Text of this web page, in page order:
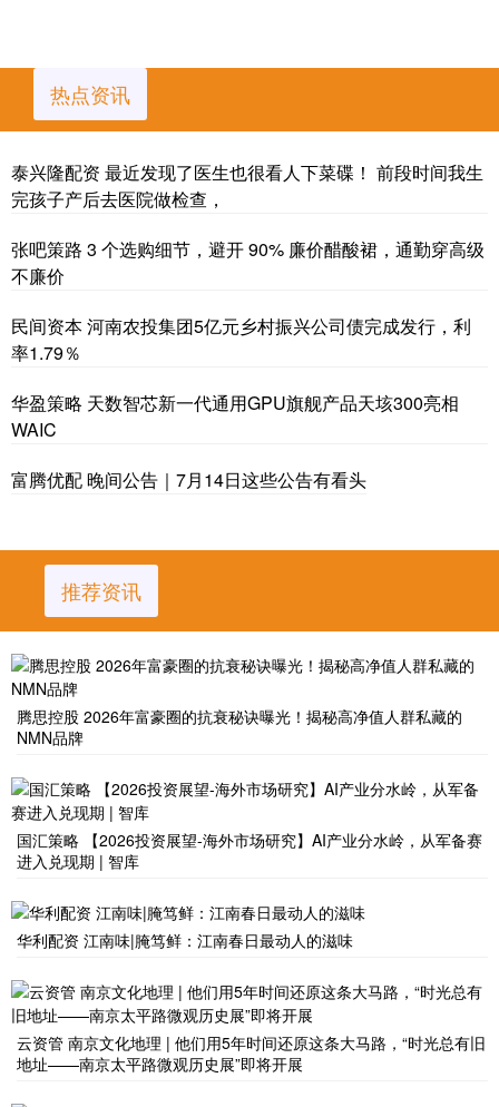
热点资讯
泰兴隆配资 最近发现了医生也很看人下菜碟！ 前段时间我生
完孩子产后去医院做检查，
张吧策路 3 个选购细节，避开 90% 廉价醋酸裙，通勤穿高级
不廉价
民间资本 河南农投集团5亿元乡村振兴公司债完成发行，利
率1.79％
华盈策略 天数智芯新一代通用GPU旗舰产品天垓300亮相
WAIC
富腾优配 晚间公告｜7月14日这些公告有看头
推荐资讯
腾思控股 2026年富豪圈的抗衰秘诀曝光！揭秘高净值人群私藏的
NMN品牌
国汇策略 【2026投资展望-海外市场研究】AI产业分水岭，从军备赛
进入兑现期 | 智库
华利配资 江南味|腌笃鲜：江南春日最动人的滋味
云资管 南京文化地理 | 他们用5年时间还原这条大马路，“时光总有旧
地址——南京太平路微观历史展”即将开展